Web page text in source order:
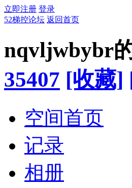
立即注册 登录
52梯控论坛 返回首页
nqvljwbybr
35407 [收藏]
空间首页
记录
相册